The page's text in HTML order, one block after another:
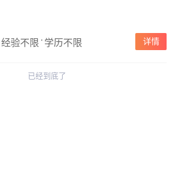
经验不限 · 学历不限 详情
已经到底了